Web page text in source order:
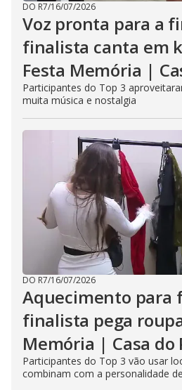
DO R7/16/07/2026
Voz pronta para a
finalista canta em
Festa Memória |
Participantes do Top 3
muita música e nostalgia
DO R7/16/07/2026
Aquecimento para
finalista pega
Memória | Casa do
Participantes do Top 3 vão usar
combinam com a personalidade